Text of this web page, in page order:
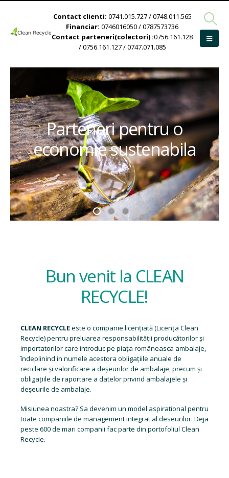
Contact clienti: 0741.015.727 / 0748.011.565
Financiar: 0746016050 / 0787573736
Contact parteneri(colectori) :0756.161.128
/ 0756.161.127 / 0747.071.085
Parteneri pentru o
economie sustenabila
Bun venit la CLEAN
RECYCLE!
CLEAN RECYCLEeste o companie licențiată (Licența Clean
Recycle) pentru preluarea responsabilității producătorilor și
importatorilor care introduc pe piața româneasca ambalaje,
îndeplinind in numele acestora obligațiile anuale de
reciclare și valorificare a deșeurilor de ambalaje, precum și
obligațiile de raportare a datelor privind ambalajele și
deșeurile de ambalaje.
Misiunea noastra? Sa devenim un model aspirational pentru
toate companiile de management integrat al deseurilor. Deja
peste 600 de mari companii fac parte din portofoliul Clean
Recycle.